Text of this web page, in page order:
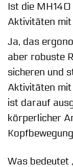
Ist die
Aktivitäten mit
Ja, das
aber robuste
sicheren und
Aktivitäten mit
ist darauf
körperlicher
Was bedeutet